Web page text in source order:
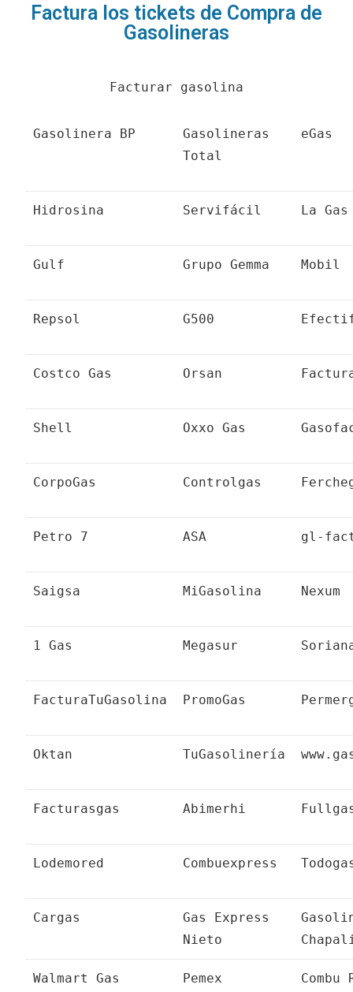
Factura los tickets de Compra de
Gasolineras
Facturar gasolina
Gasolinera BP
Gasolineras
Total
eGas
Hidrosina Servifácil La Gas
Gulf Grupo Gemma Mobil
Repsol G500
Costco Gas Orsan
Shell Oxxo Gas
CorpoGas Controlgas
Petro 7 ASA gl-
Saigsa MiGasolina Nexum
1 Gas Megasur
FacturaTuGasolina PromoGas
Oktan TuGasolinería
Facturasgas Abimerhi
Lodemored Combuexpress
Cargas
Gas Express
Nieto
Walmart Gas Pemex Combu